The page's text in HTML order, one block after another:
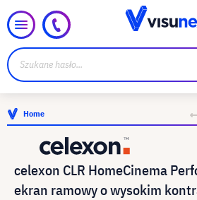
Home
celexon ​CLR HomeCinema
ekran ramowy o wysokim